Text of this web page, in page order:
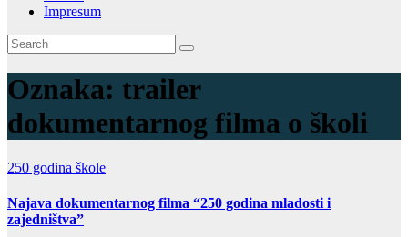
Impresum
Oznaka: trailer
dokumentarnog filma o školi
250 godina škole
Najava dokumentarnog filma “250 godina mladosti i
zajedništva”